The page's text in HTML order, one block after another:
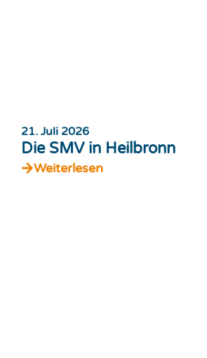
21. Juli 2026
Die SMV in Heilbronn
Weiterlesen